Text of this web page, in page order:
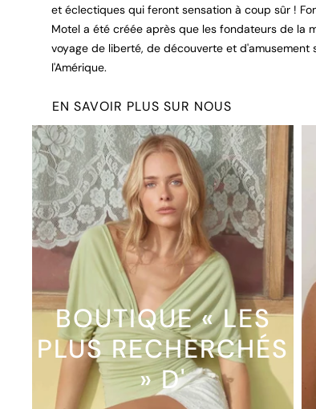
et éclectiques qui feront sensation à coup sûr !
Motel a été créée après que les fondateurs de la
voyage de liberté, de découverte et d'amusement
l'Amérique.
EN SAVOIR PLUS SUR NOUS
BOUTIQUE « LES
PLUS RECHERCHÉS
» D'